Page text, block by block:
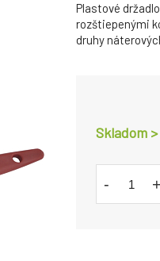
Plastové
rozštiepenými
druhy
Skladom
- +